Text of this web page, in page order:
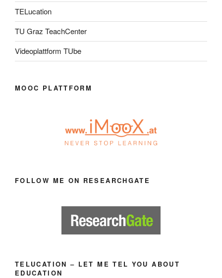
TELucation
TU Graz TeachCenter
Videoplattform TUbe
MOOC PLATTFORM
FOLLOW ME ON RESEARCHGATE
TELUCATION – LET ME TEL YOU ABOUT
EDUCATION